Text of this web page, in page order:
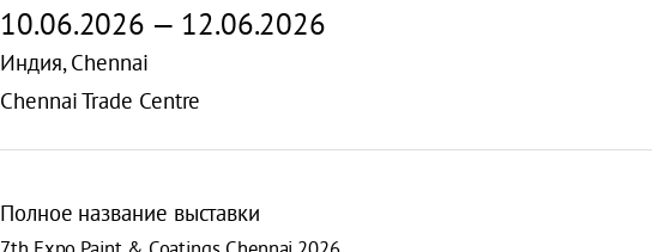
10.06.2026 — 12.06.2026
Индия, Chennai
Chennai Trade Centre
Полное название выставки